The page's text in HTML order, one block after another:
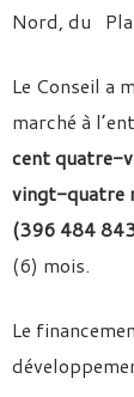
Nord, du
Le Conseil a
marché à
cent quatre-
vingt-quatre
(396 484
(6) mois.
Le